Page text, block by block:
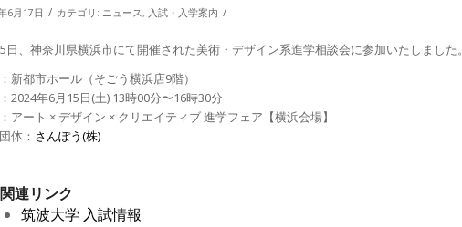
6月17日 / カテゴリ: ニュース , 入試・入学案内 /
日、神奈川県横浜市にて開催された美術・デザイン系進学相談会に参加いたしました。
新都市ホール（そごう横浜店9階）
2024年6月15日(土) 13時00分〜16時30分
アート × デザイン × クリエイティブ 進学フェア【横浜会場】
体： さんぽう(株)
関連リンク
筑波大学 入試情報